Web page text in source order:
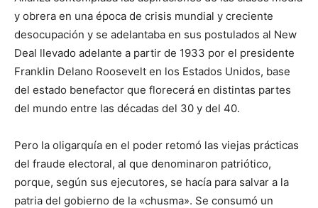
y obrera en una época de crisis mundial y creciente
desocupación y se adelantaba en sus postulados al New
Deal llevado adelante a partir de 1933 por el presidente
Franklin Delano Roosevelt en los Estados Unidos, base
del estado benefactor que florecerá en distintas partes
del mundo entre las décadas del 30 y del 40.
Pero la oligarquía en el poder retomó las viejas prácticas
del fraude electoral, al que denominaron patriótico,
porque, según sus ejecutores, se hacía para salvar a la
patria del gobierno de la «chusma». Se consumó un